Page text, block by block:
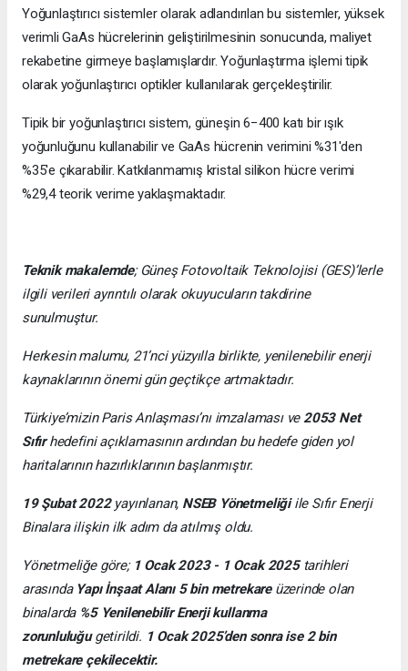
Yoğunlaştırıcı sistemler olarak adlandırılan bu sistemler, yüksek
verimli GaAs hücrelerinin geliştirilmesinin sonucunda, maliyet
rekabetine girmeye başlamışlardır. Yoğunlaştırma işlemi tipik
olarak yoğunlaştırıcı optikler kullanılarak gerçekleştirilir.
Tipik bir yoğunlaştırıcı sistem, güneşin 6−400 katı bir ışık
yoğunluğunu kullanabilir ve GaAs hücrenin verimini %31'den
%35'e çıkarabilir. Katkılanmamış kristal silikon hücre verimi
%29,4 teorik verime yaklaşmaktadır.
Teknik makalemde; Güneş Fotovoltaik Teknolojisi (GES)’lerle
ilgili verileri ayrıntılı olarak okuyucuların takdirine
sunulmuştur.
Herkesin malumu, 21’nci yüzyılla birlikte, yenilenebilir enerji
kaynaklarının önemi gün geçtikçe artmaktadır.
Türkiye’mizin Paris Anlaşması’nı imzalaması ve2053 Net
Sıfırhedefini açıklamasının ardından bu hedefe giden yol
haritalarının hazırlıklarının başlanmıştır.
19 Şubat 2022 yayınlanan, NSEB Yönetmeliğiile Sıfır Enerji
Binalara ilişkin ilk adım da atılmış oldu.
Yönetmeliğe göre; 1 Ocak 2023 - 1 Ocak 2025 tarihleri
arasında Yapı İnşaat Alanı 5 bin metrekare üzerinde olan
binalarda%5 Yenilenebilir Enerji kullanma
zorunluluğugetirildi. 1 Ocak 2025’den sonra ise 2 bin
metrekare çekilecektir.